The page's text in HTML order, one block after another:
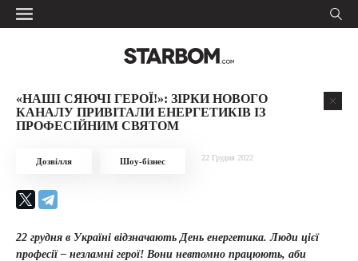
«НАШІ СЯЮЧІ ГЕРОЇ!»: ЗІРКИ НОВОГО
КАНАЛУ ПРИВІТАЛИ ЕНЕРГЕТИКІВ ІЗ
ПРОФЕСІЙНИМ СВЯТОМ
Дозвілля Шоу-бізнес 22 Грудня 2022
22 грудня в Україні відзначають День енергетика. Люди цієї
професії – незламні герої! Вони невтомно працюють, аби